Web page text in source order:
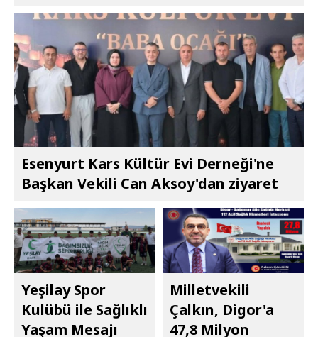
Esenyurt Kars Kültür Evi Derneği'ne
Başkan Vekili Can Aksoy'dan ziyaret
Yeşilay Spor
Kulübü ile Sağlıklı
Yaşam Mesajı
Milletvekili
Çalkın, Digor'a
47,8 Milyon